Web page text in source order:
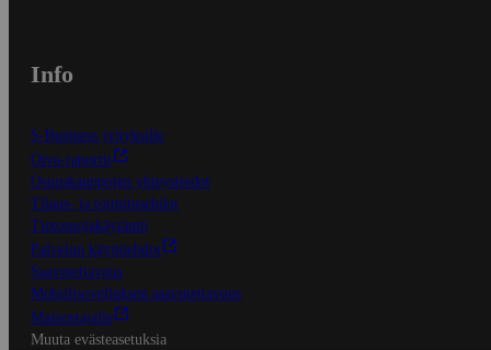
Info
S-Business yrityksille
Oiva-raportit
Osuuskauppojen yhteystiedot
Tilaus- ja toimitusehdot
Tietosuojakäytäntö
Palvelun käyttöehdot
Saavutettavuus
Mobiilisovelluksen saavutettavuus
Mainostajalle
Muuta evästeasetuksia